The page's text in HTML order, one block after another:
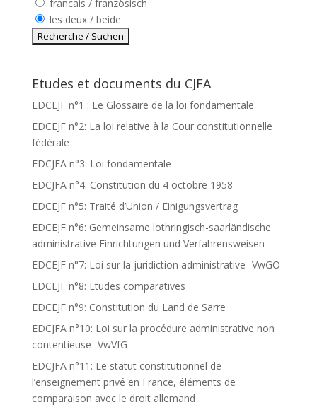
francais / französisch
les deux / beide
Etudes et documents du CJFA
EDCEJF n°1 : Le Glossaire de la loi fondamentale
EDCEJF n°2: La loi relative à la Cour constitutionnelle
fédérale
EDCJFA n°3: Loi fondamentale
EDCJFA n°4: Constitution du 4 octobre 1958
EDCEJF n°5: Traité d’Union / Einigungsvertrag
EDCEJF n°6: Gemeinsame lothringisch-saarländische
administrative Einrichtungen und Verfahrensweisen
EDCEJF n°7: Loi sur la juridiction administrative -VwGO-
EDCEJF n°8: Etudes comparatives
EDCEJF n°9: Constitution du Land de Sarre
EDCJFA n°10: Loi sur la procédure administrative non
contentieuse -VwVfG-
EDCJFA n°11: Le statut constitutionnel de
l’enseignement privé en France, éléments de
comparaison avec le droit allemand